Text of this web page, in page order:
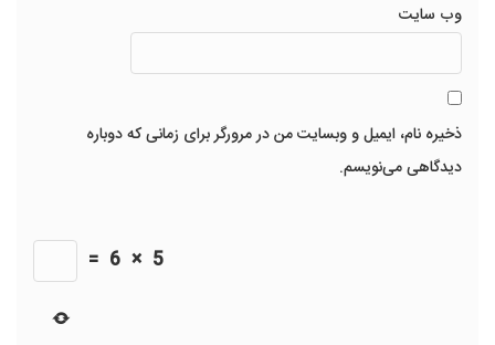
وب‌ سایت
ذخیره نام، ایمیل و وبسایت من در مرورگر برای زمانی که دوباره
دیدگاهی می‌نویسم.
5
×
6
=